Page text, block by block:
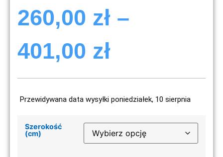
260,00 zł –
401,00 zł
Przewidywana data wysyłki poniedziałek, 10 sierpnia
Szerokość
(cm)